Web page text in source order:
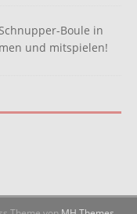
Schnupper-Boule in
und mitspielen!